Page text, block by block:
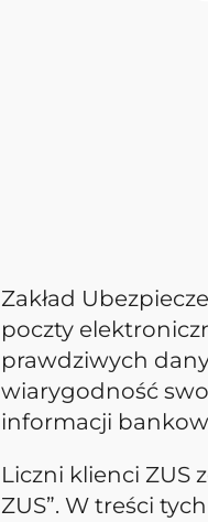
Zakład
poczty
prawdziwych
wiarygodność
informacji
Liczni klienci ZUS
ZUS”. W treści